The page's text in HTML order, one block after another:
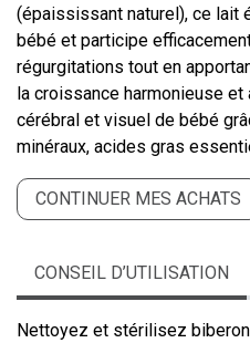
(épaississant naturel), ce lait
bébé et participe
régurgitations tout en
la croissance harmonieuse
cérébral et visuel de bébé
minéraux, acides gras
CONTINUER MES ACHATS
CONSEIL D’UTILISATION
Nettoyez et stérilisez